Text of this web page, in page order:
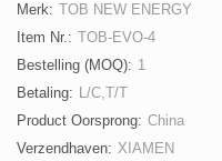
Merk: TOB NEW ENERGY
Item Nr.: TOB-EVO-4
Bestelling (MOQ): 1
Betaling: L/C,T/T
Product Oorsprong: China
Verzendhaven: XIAMEN